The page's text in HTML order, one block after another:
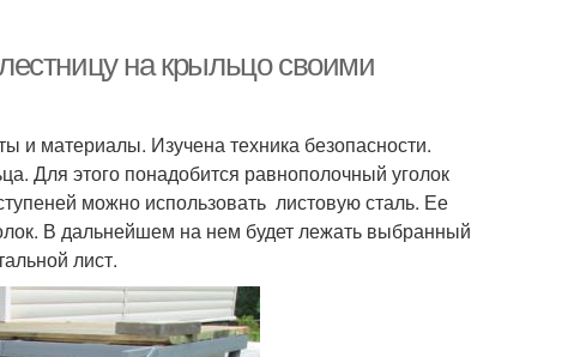
на крыльцо своими
и материалы. Изучена техника безопасности.
Для этого понадобится равнополочный уголок
можно использовать листовую сталь. Ее
В дальнейшем на нем будет лежать выбранный
лист.